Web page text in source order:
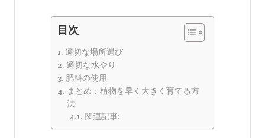
目次
適切な場所選び
適切な水やり
肥料の使用
まとめ：植物を早く大きく育てる方
法
関連記事: